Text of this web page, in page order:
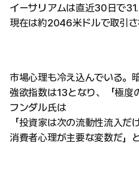
イーサリアムは直近30日で
現在は約2046米ドルで取引さ
市場心理も冷え込んでいる。
強欲指数は13となり、「極度
フンダル氏は
「投資家は次の流動性流入だ
消費者心理が主要な変数だ」